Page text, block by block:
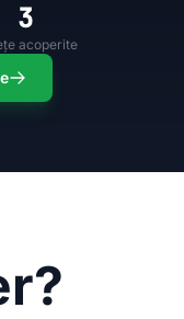
3
acoperite